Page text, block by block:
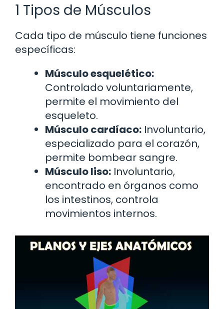
1 Tipos de Músculos
Cada tipo de músculo tiene funciones
específicas:
Músculo esquelético:
Controlado voluntariamente,
permite el movimiento del
esqueleto.
Músculo cardíaco: Involuntario,
especializado para el corazón,
permite bombear sangre.
Músculo liso: Involuntario,
encontrado en órganos como
los intestinos, controla
movimientos internos.